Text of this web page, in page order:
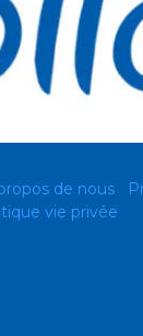
de nous
vie privée